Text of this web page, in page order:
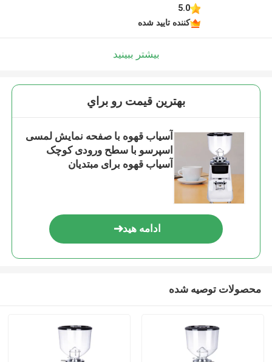
5.0
کننده تایید شده
بیشتر ببینید
بهترين قيمت رو براي
آسیاب قهوه با صفحه نمایش لمسی
اسپرسو با سطح ورودی کوچک
آسیاب قهوه برای مبتدیان
ادامه هید
محصولات توصیه شده